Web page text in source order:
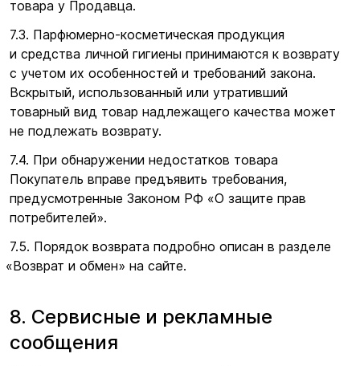
товара у Продавца.
7.3. Парфюмерно-косметическая продукция
и средства личной гигиены принимаются к возврату
с учетом их особенностей и требований закона.
Вскрытый, использованный или утративший
товарный вид товар надлежащего качества может
не подлежать возврату.
7.4. При обнаружении недостатков товара
Покупатель вправе предъявить требования,
предусмотренные Законом РФ «О защите прав
потребителей».
7.5. Порядок возврата подробно описан в разделе
«Возврат и обмен» на сайте.
8. Сервисные и рекламные
сообщения